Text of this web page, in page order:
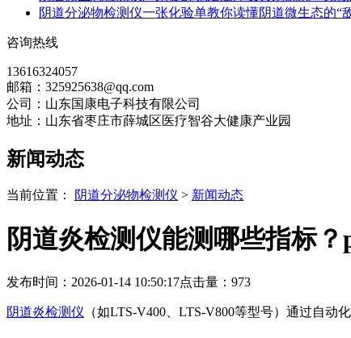
阴道分泌物检测仪一张化验单教你读懂阴道微生态的“
咨询热线
13616324057
邮箱：325925638@qq.com
公司：山东国康电子科技有限公司
地址：山东省枣庄市薛城区医疗智谷大健康产业园
新闻动态
当前位置： 阴道分泌物检测仪 > 新闻动态
阴道炎检测仪能测哪些指标
发布时间：2026-01-14 10:50:17点击量： 973
阴道炎检测仪 （如LTS-V400、LTS-V800等型号）通过自